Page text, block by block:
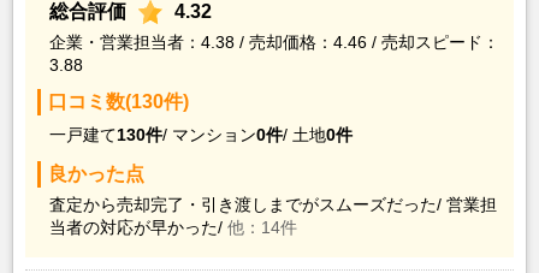
総合評価
4.32
企業・営業担当者：4.38 / 売却価格：4.46 / 売却スピード：
3.88
口コミ数(130件)
一戸建て130件/ マンション0件/ 土地0件
良かった点
査定から売却完了・引き渡しまでがスムーズだった/ 営業担
当者の対応が早かった/ 他：14件